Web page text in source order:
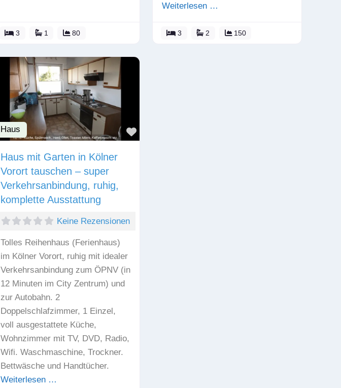
3 1 80
Weiterlesen …
3 2 150
Haus Favorit
Haus mit Garten in Kölner
Vorort tauschen – super
Verkehrsanbindung, ruhig,
komplette Ausstattung
Keine Rezensionen
Tolles Reihenhaus (Ferienhaus)
im Kölner Vorort, ruhig mit idealer
Verkehrsanbindung zum ÖPNV (in
12 Minuten im City Zentrum) und
zur Autobahn. 2
Doppelschlafzimmer, 1 Einzel,
voll ausgestattete Küche,
Wohnzimmer mit TV, DVD, Radio,
Wifi. Waschmaschine, Trockner.
Bettwäsche und Handtücher.
Weiterlesen …